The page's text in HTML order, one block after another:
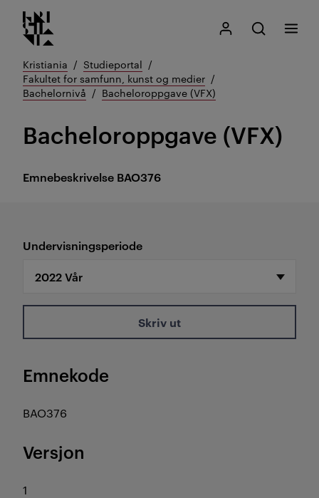
Gå
til
innhold
Kristiania logo
Mitt Kristiania
Åpne søk
Søk
Meny
Kristiania
Studieportal
Fakultet for samfunn, kunst og medier
Bachelornivå
Bacheloroppgave (VFX)
Emnebeskrivelse BAO376
Bacheloroppgave (VFX)
Undervisningsperiode
Skriv ut
Emnekode
BAO376
Versjon
1